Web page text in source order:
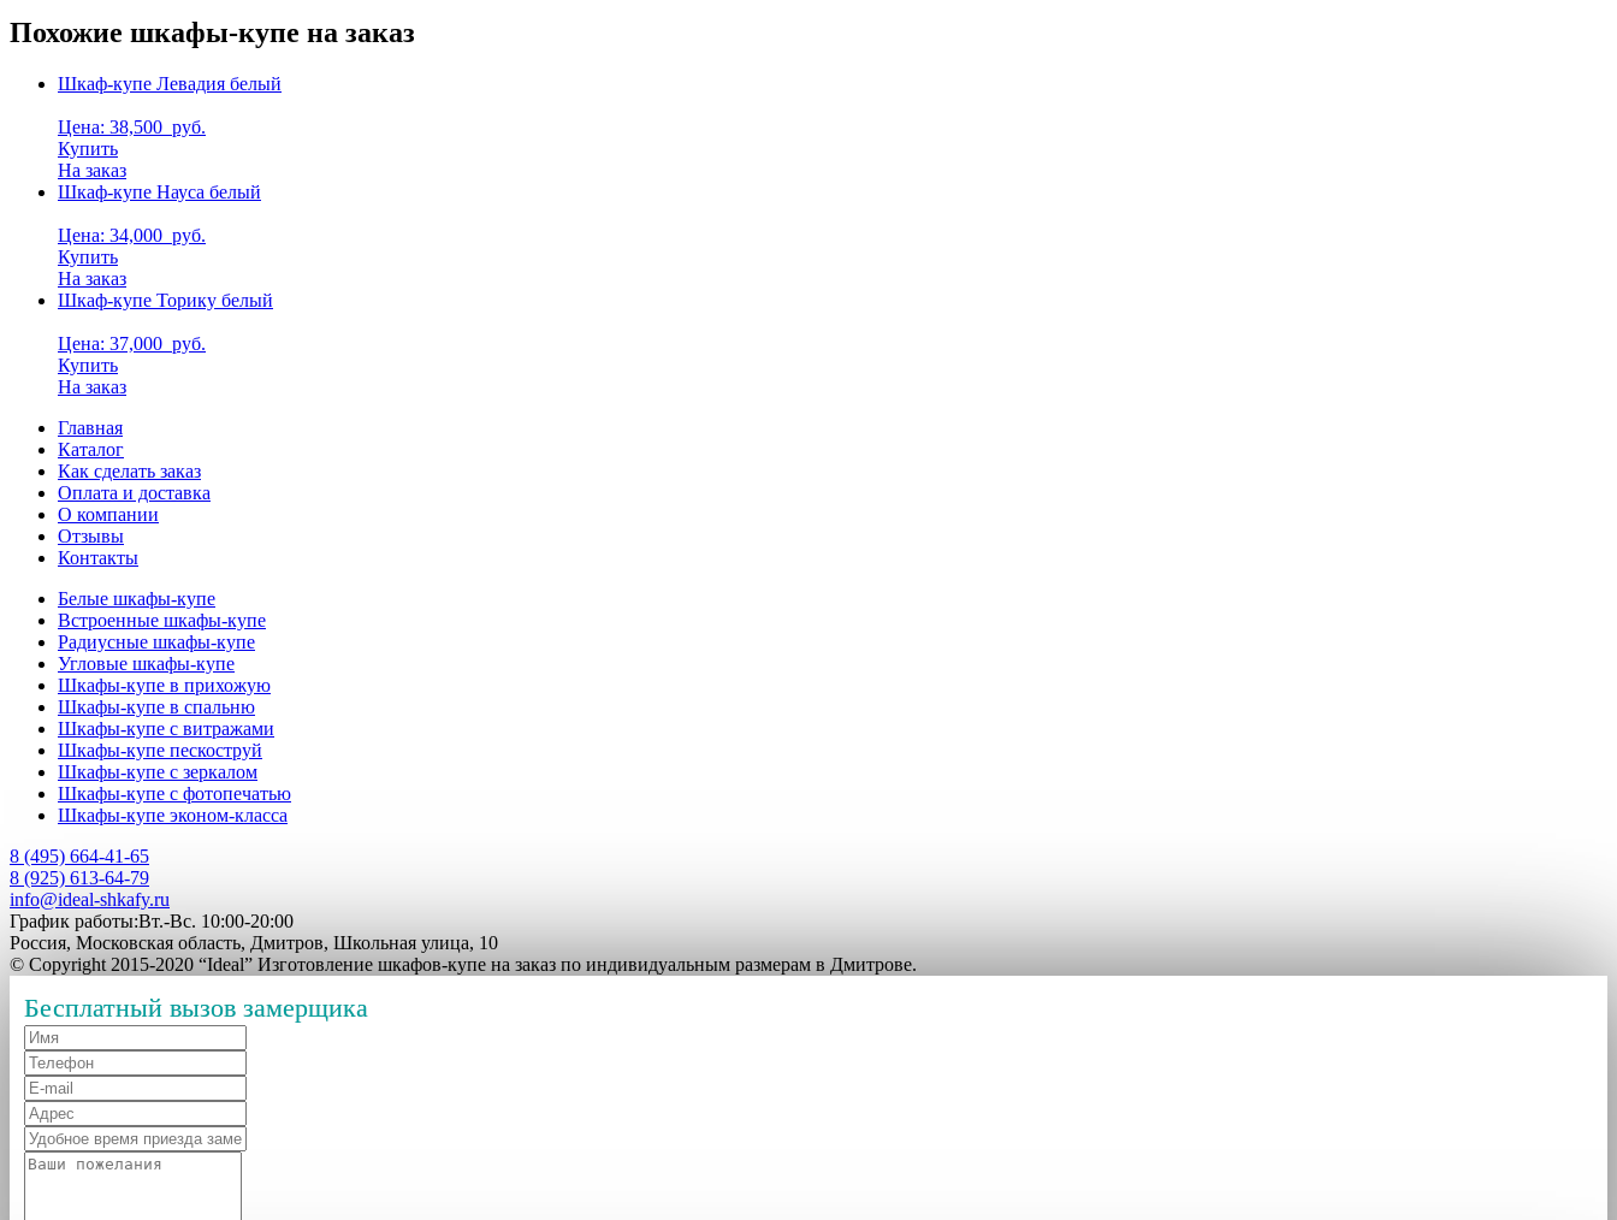
Похожие шкафы-купе на заказ
Шкаф-купе Левадия белый
Цена: 38,500 руб.
Купить
На заказ
Шкаф-купе Науса белый
Цена: 34,000 руб.
Купить
На заказ
Шкаф-купе Торику белый
Цена: 37,000 руб.
Купить
На заказ
Главная
Каталог
Как сделать заказ
Оплата и доставка
О компании
Отзывы
Контакты
Белые шкафы-купе
Встроенные шкафы-купе
Радиусные шкафы-купе
Угловые шкафы-купе
Шкафы-купе в прихожую
Шкафы-купе в спальню
Шкафы-купе с витражами
Шкафы-купе пескоструй
Шкафы-купе с зеркалом
Шкафы-купе с фотопечатью
Шкафы-купе эконом-класса
8 (495) 664-41-65
8 (925) 613-64-79
info@ideal-shkafy.ru
График работы:Вт.-Вс. 10:00-20:00
Россия, Московская область, Дмитров, Школьная улица, 10
© Copyright 2015-2020 “Ideal” Изготовление шкафов-купе на заказ по индивидуальным размерам в Дмитрове.
Бесплатный вызов замерщика